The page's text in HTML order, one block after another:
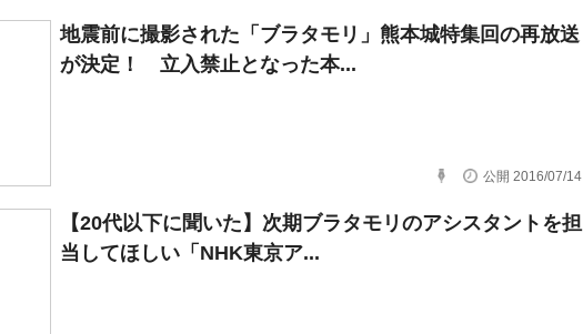
地震前に撮影された「ブラタモリ」熊本城特集回の再放送
が決定！ 立入禁止となった本...
公開 2016/07/14
【20代以下に聞いた】次期ブラタモリのアシスタントを担
当してほしい「NHK東京ア...